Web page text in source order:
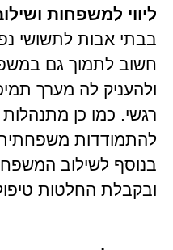
ליווי למשפחות
בבתי אבות לתשושי
חשוב לתמוך גם
ולהעניק לה מערך
רגשי. כמו כן
להתמודדות
בנוסף לשילוב
ובקבלת החלטות